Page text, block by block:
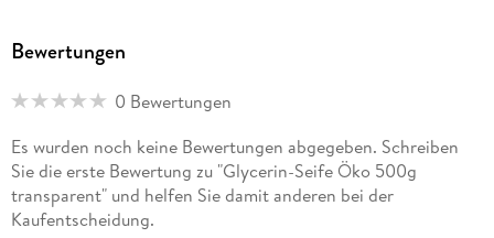
Bewertungen
0 Bewertungen
Es wurden noch keine Bewertungen abgegeben. Schreiben
Sie die erste Bewertung zu "Glycerin-Seife Öko 500g
transparent" und helfen Sie damit anderen bei der
Kaufentscheidung.